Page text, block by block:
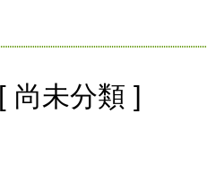
[ 尚未分類 ]